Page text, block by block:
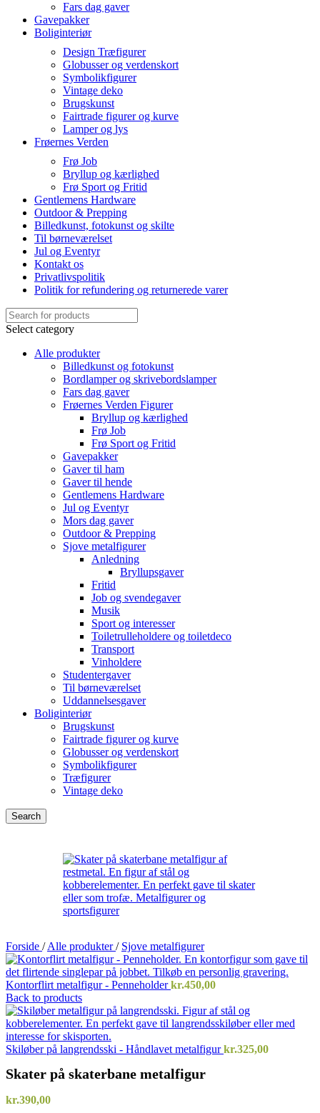
Fars dag gaver
Gavepakker
Boliginteriør
Design Træfigurer
Globusser og verdenskort
Symbolikfigurer
Vintage deko
Brugskunst
Fairtrade figurer og kurve
Lamper og lys
Frøernes Verden
Frø Job
Bryllup og kærlighed
Frø Sport og Fritid
Gentlemens Hardware
Outdoor & Prepping
Billedkunst, fotokunst og skilte
Til børneværelset
Jul og Eventyr
Kontakt os
Privatlivspolitik
Politik for refundering og returnerede varer
Select category
Alle produkter
Billedkunst og fotokunst
Bordlamper og skrivebordslamper
Fars dag gaver
Frøernes Verden Figurer
Bryllup og kærlighed
Frø Job
Frø Sport og Fritid
Gavepakker
Gaver til ham
Gaver til hende
Gentlemens Hardware
Jul og Eventyr
Mors dag gaver
Outdoor & Prepping
Sjove metalfigurer
Anledning
Bryllupsgaver
Fritid
Job og svendegaver
Musik
Sport og interesser
Toiletrulleholdere og toiletdeco
Transport
Vinholdere
Studentergaver
Til børneværelset
Uddannelsesgaver
Boliginteriør
Brugskunst
Fairtrade figurer og kurve
Globusser og verdenskort
Symbolikfigurer
Træfigurer
Vintage deko
Search
Forside / Alle produkter/ Sjove metalfigurer
Kontorflirt metalfigur - Penneholderkr.450,00
Back to products
Skiløber på langrendsski - Håndlavet metalfigurkr.325,00
Skater på skaterbane metalfigur
kr.390,00